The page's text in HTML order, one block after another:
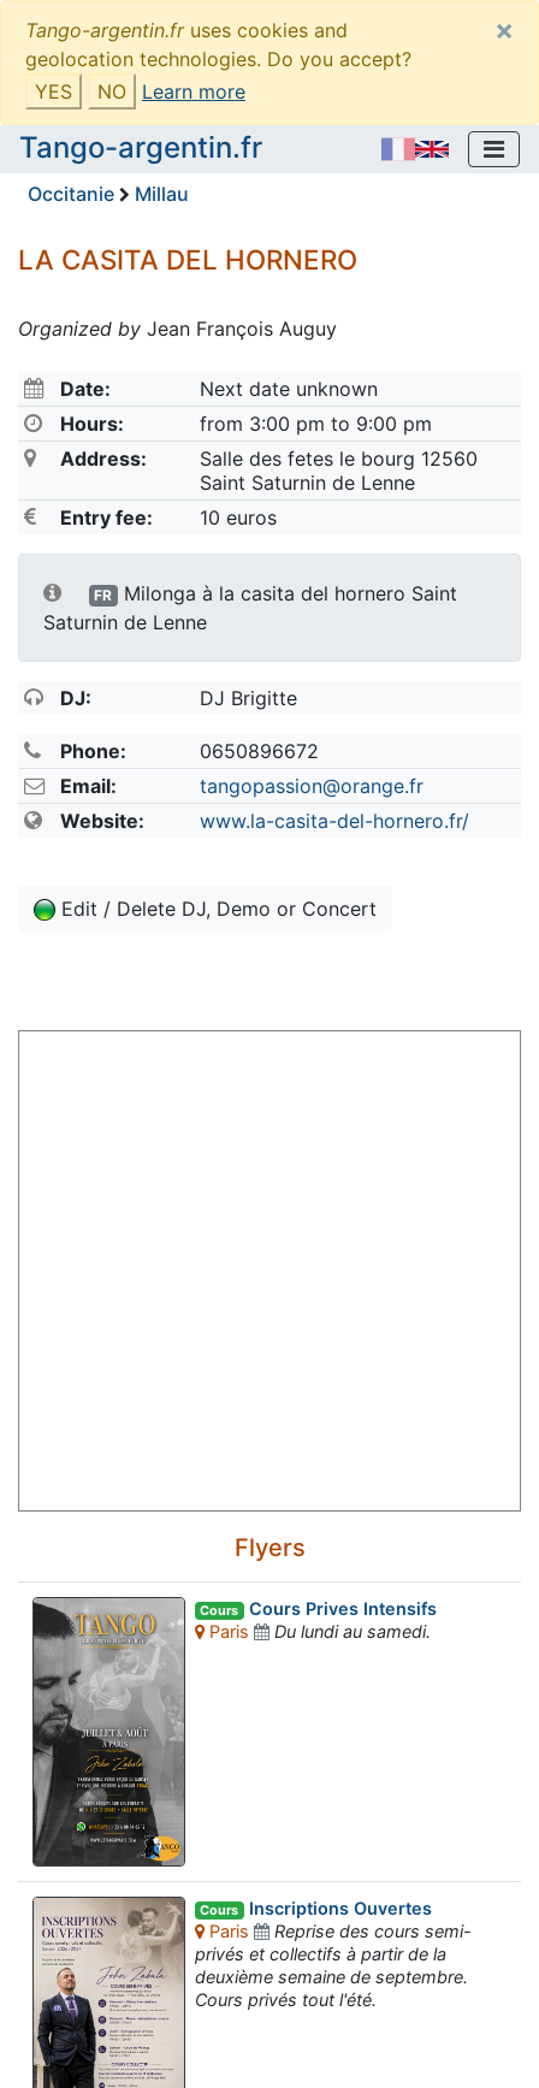
Tango-argentin.fruses cookies and
geolocation technologies. Do you accept?
YES
NO Learn more
×
Tango-argentin.fr
Occitanie Millau
LA CASITA DEL HORNERO
Organized by Jean François Auguy
Date:
Next date unknown
Hours:
from 3:00 pm to 9:00 pm
Address:
Salle des fetes le bourg 12560
Saint Saturnin de Lenne
Entry fee:
10 euros
FR
Milonga à la casita del hornero Saint
Saturnin de Lenne
DJ: DJ Brigitte
Phone:
0650896672
Email:
tangopassion@orange.fr
Website:
www.la-casita-del-hornero.fr/
Edit / Delete DJ, Demo or Concert
Flyers
Cours Cours Prives Intensifs
Paris
Du lundi au samedi.
Cours Inscriptions Ouvertes
Paris
Reprise des cours semi-
privés et collectifs à partir de la
deuxième semaine de septembre.
Cours privés tout l'été.